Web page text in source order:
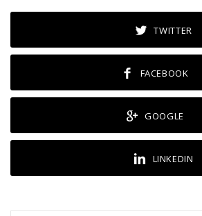
TWITTER
FACEBOOK
GOOGLE
LINKEDIN